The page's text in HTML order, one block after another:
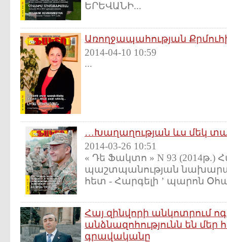
ԵՐԵՎԱՆԻ...
Առողջապահության
2014-04-10 10:59
...
…Խաղաղության ևս մեկ
2014-03-26 10:51
« Դե Ֆակտո » N 93 (2014թ.)
պաշտպանության
հետ - Հարգելի ’ պարոն
Հայ զինվորի անկոտրում
անձնազոհությունն են
գրավականը